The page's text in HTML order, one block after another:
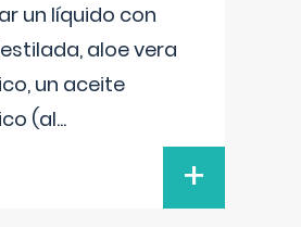
un líquido con
aloe vera
un aceite
(al...
+